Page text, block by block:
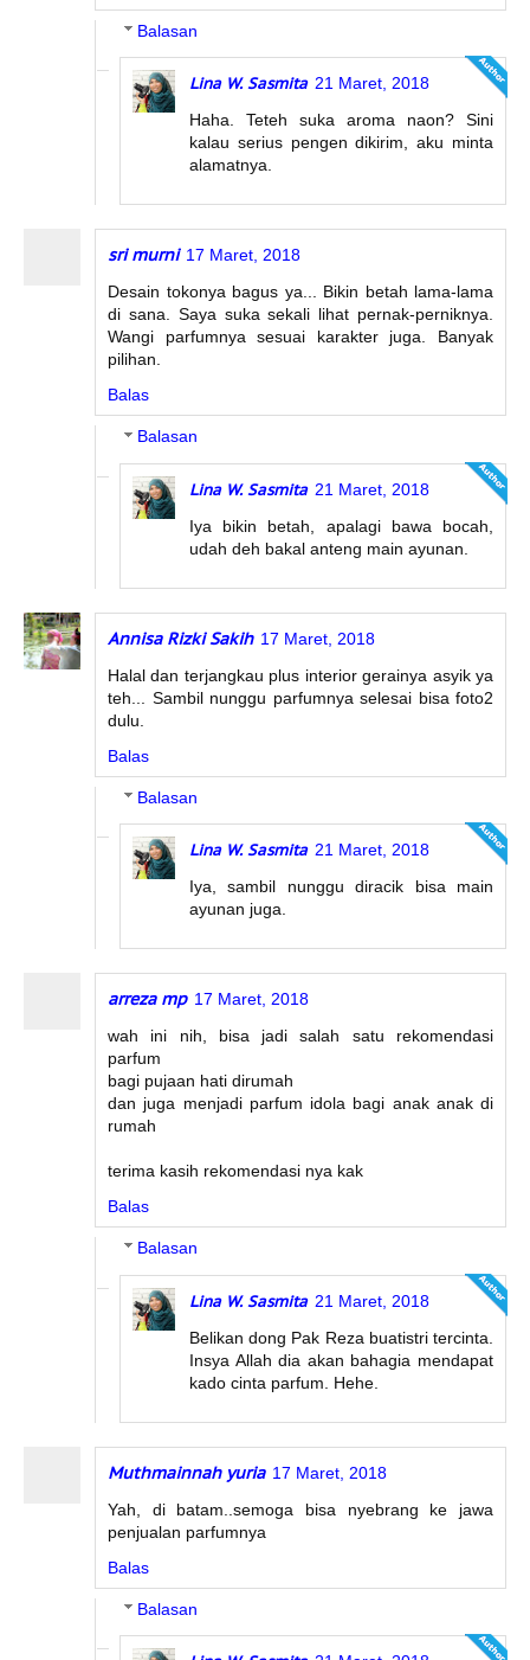
Balasan
Lina W. Sasmita 21 Maret, 2018
Haha. Teteh suka aroma naon? Sini
kalau serius pengen dikirim, aku minta
alamatnya.
sri murni 17 Maret, 2018
Desain tokonya bagus ya... Bikin betah lama-lama
di sana. Saya suka sekali lihat pernak-perniknya.
Wangi parfumnya sesuai karakter juga. Banyak
pilihan.
Balas
Balasan
Lina W. Sasmita 21 Maret, 2018
Iya bikin betah, apalagi bawa bocah,
udah deh bakal anteng main ayunan.
Annisa Rizki Sakih 17 Maret, 2018
Halal dan terjangkau plus interior gerainya asyik ya
teh... Sambil nunggu parfumnya selesai bisa foto2
dulu.
Balas
Balasan
Lina W. Sasmita 21 Maret, 2018
Iya, sambil nunggu diracik bisa main
ayunan juga.
arreza mp 17 Maret, 2018
wah ini nih, bisa jadi salah satu rekomendasi
parfum
bagi pujaan hati dirumah
dan juga menjadi parfum idola bagi anak anak di
rumah
terima kasih rekomendasi nya kak
Balas
Balasan
Lina W. Sasmita 21 Maret, 2018
Belikan dong Pak Reza buatistri tercinta.
Insya Allah dia akan bahagia mendapat
kado cinta parfum. Hehe.
Muthmainnah yuria 17 Maret, 2018
Yah, di batam..semoga bisa nyebrang ke jawa
penjualan parfumnya
Balas
Balasan